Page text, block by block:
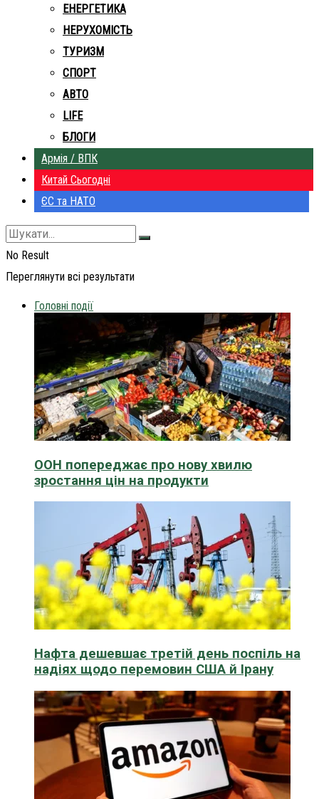
ЕНЕРГЕТИКА
НЕРУХОМІСТЬ
ТУРИЗМ
СПОРТ
АВТО
LIFE
БЛОГИ
Армія / ВПК
Китай Сьогодні
ЄС та НАТО
No Result
Переглянути всі результати
Головні події
ООН попереджає про нову хвилю
зростання цін на продукти
Нафта дешевшає третій день поспіль на
надіях щодо перемовин США й Ірану